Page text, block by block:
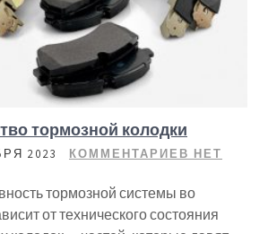
тормозной колодки
2023 КОММЕНТАРИЕВ НЕТ
тормозной системы во
от технического состояния